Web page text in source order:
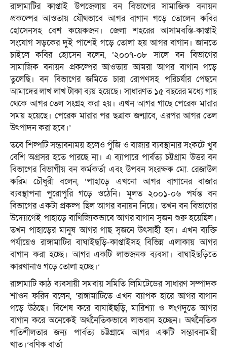
রাঙ্গামাটির কাপ্তাই উপজেলায় বন বিভাগের সামাজিক বনায়ন
প্রকল্পের আওতায় যৌথভাবে আগর বাগান গড়ে তোলেন কবির
হোসেনসহ বেশ কয়েকজন। জেলা শহরের আসামবস্তি-কাপ্তাই
সংযোগ সড়কের দুই পাশেই গড়ে তোলা হয় আগর বাগান। জানতে
চাইলে কবির হোসেন বলেন, ‘২০০৭-০৮ সালে বন বিভাগের
সামাজিক বনায়ন প্রকল্পের আওতায় আমরা আগর বাগান গড়ে
তুলেছি। বন বিভাগের জমিতে চারা রোপণসহ পরিচর্যার পেছনে
আমাদের লাখ লাখ টাকা ব্যয় হয়েছে। সাধারণত ১৫ বছরের মধ্যে গাছ
থেকে আগর তেল সংগ্রহ করা হয়। এখন আগর গাছে পেরেক মারার
সময় হয়েছে। পেরেক মারার পর ছত্রাক জন্মাবে, এরপর আগর তেল
উৎপাদন করা হবে।’
তবে শিল্পটি সম্ভাবনাময় হলেও পুঁজি ও বাজার ব্যবস্থানার সংকটে খুব
বেশি অগ্রসর হতে পারছে না। এ ব্যাপারে পার্বত্য চট্টগ্রাম উত্তর বন
বিভাগের বিভাগীয় বন কর্মকর্তা এবং উপবন সংরক্ষক মো. রেজাউল
করিম চৌধুরী বলেন, ‘পাহাড়ে এখনো আগর বাগানের বাজার
ব্যবস্থাপনা পুরোপুরি গড়ে ওঠেনি। মূলত ২০০১-০৬ পর্যন্ত বন
বিভাগের একটা প্রকল্প ছিল আগর বনায়ন নিয়ে। তখন বন বিভাগের
উদ্যোগেই পাহাড়ে বাণিজ্যিকভাবে আগর বাগান সৃজন শুরু হয়েছিল।
তখন পাহাড়ের মানুষ আগর গাছ সৃজনে উৎসাহী হন। এখন ব্যক্তি
পর্যায়েও রাঙ্গামাটির বাঘাইছড়ি-কাপ্তাইসহ বিভিন্ন এলাকায় আগর
বাগান করা হচ্ছে। আগর একটি লাভজনক ব্যবসা। বাঘাইছড়িতে
কারখানাও গড়ে তোলা হচ্ছে।’
রাঙ্গামাটি কাঠ ব্যবসায়ী সমবায় সমিতি লিমিটেডের সাধারণ সম্পাদক
শাওন ফরিদ বলেন, ‘রাঙ্গামাটিতে এখন ব্যাপক হারে আগর বাগান
গড়ে উঠছে। বিশেষ করে বাঘাইছড়ি, মারিশ্যা ও লংগদুতে আগর
বাগান করে অনেকেই অর্থনৈতিকভাবে লাভবান হচ্ছেন। অর্থনৈতিক
গতিশীলতার জন্য পার্বত্য চট্টগ্রামে আগর একটি সম্ভাবনাময়ী
খাত।’বণিক বার্তা